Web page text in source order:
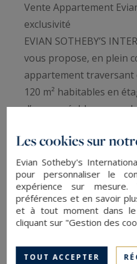
Vente Appartement
exclusivité
EVIAN SOTHEBY’S
vous propose, en plein
appartement traversant
120 m² habitables en
d’une agréable vue sur
Ce bien se compose
entièrement équipée
spacieux séjour ouvrant
lac, de trois chambres
avec salle d’eau
balcon, d’une salle de
indépendantes.
Un grand garage double
Les cookies sur
Evian Sotheby's
pour personnaliser le
expérience sur
préférences et en savoir
et à tout moment dans
cliquant sur "Gestion des
TOUT ACCEPTER